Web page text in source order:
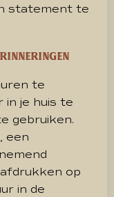
statement te
te
in je huis te
gebruiken.
een
op
in de